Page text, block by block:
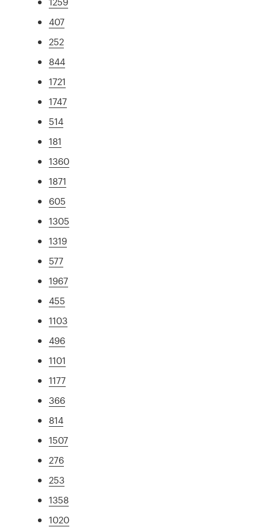
407
252
844
1721
1747
514
181
1360
1871
605
1305
1319
577
1967
455
1103
496
1101
1177
366
814
1507
276
253
1358
1020